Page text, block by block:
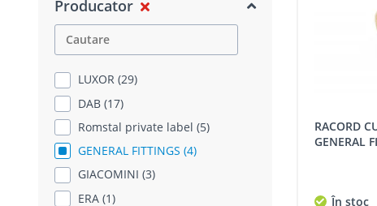
Producator
LUXOR (29)
DAB (17)
Romstal private label (5)
GENERAL FITTINGS (4)
GIACOMINI (3)
ERA (1)
RACORD CU 5 CAI DIN ALAMA,
GENERAL
În stoc